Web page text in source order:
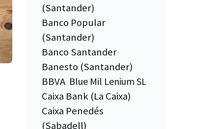
(Santander)
Banco Popular
(Santander)
Banco Santander
Banesto (Santander)
BBVA Blue Mil Lenium SL
Caixa Bank (La Caixa)
Caixa Penedés
(Sabadell)